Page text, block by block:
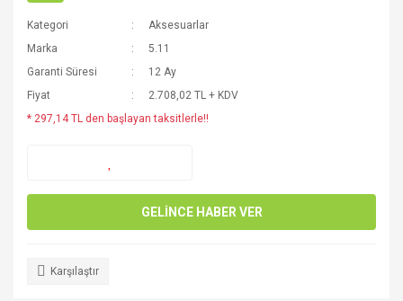
Kategori
Aksesuarlar
Marka
5.11
Garanti Süresi
12 Ay
Fiyat
2.708,02 TL + KDV
* 297,14 TL den başlayan taksitlerle!!
GELİNCE HABER VER
Karşılaştır